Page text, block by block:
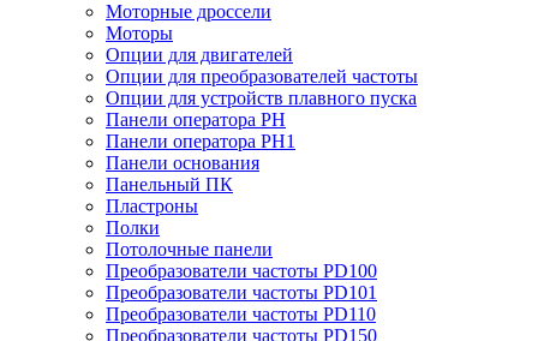
Моторные дроссели
Моторы
Опции для двигателей
Опции для преобразователей частоты
Опции для устройств плавного пуска
Панели оператора PH
Панели оператора PH1
Панели основания
Панельный ПК
Пластроны
Полки
Потолочные панели
Преобразователи частоты PD100
Преобразователи частоты PD101
Преобразователи частоты PD110
Преобразователи частоты PD150